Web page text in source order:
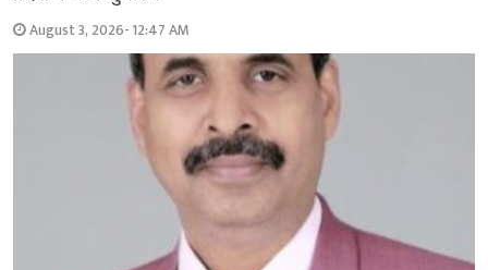
August 3, 2026- 12:47 AM